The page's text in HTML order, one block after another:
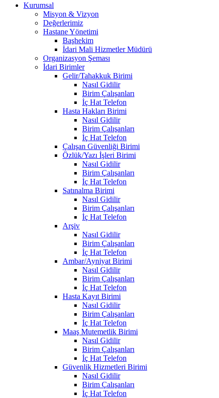
Kurumsal
Misyon & Vizyon
Değerlerimiz
Hastane Yönetimi
Başhekim
İdari Mali Hizmetler Müdürü
Organizasyon Şeması
İdari Birimler
Gelir/Tahakkuk Birimi
Nasıl Gidilir
Birim Çalışanları
İç Hat Telefon
Hasta Hakları Birimi
Nasıl Gidilir
Birim Çalışanları
İç Hat Telefon
Çalışan Güvenliği Birimi
Özlük/Yazı İşleri Birimi
Nasıl Gidilir
Birim Çalışanları
İç Hat Telefon
Satınalma Birimi
Nasıl Gidilir
Birim Çalışanları
İç Hat Telefon
Arşiv
Nasıl Gidilir
Birim Çalışanları
İç Hat Telefon
Ambar/Ayniyat Birimi
Nasıl Gidilir
Birim Çalışanları
İç Hat Telefon
Hasta Kayıt Birimi
Nasıl Gidilir
Birim Çalışanları
İç Hat Telefon
Maaş Mutemetlik Birimi
Nasıl Gidilir
Birim Çalışanları
İç Hat Telefon
Güvenlik Hizmetleri Birimi
Nasıl Gidilir
Birim Çalışanları
İç Hat Telefon